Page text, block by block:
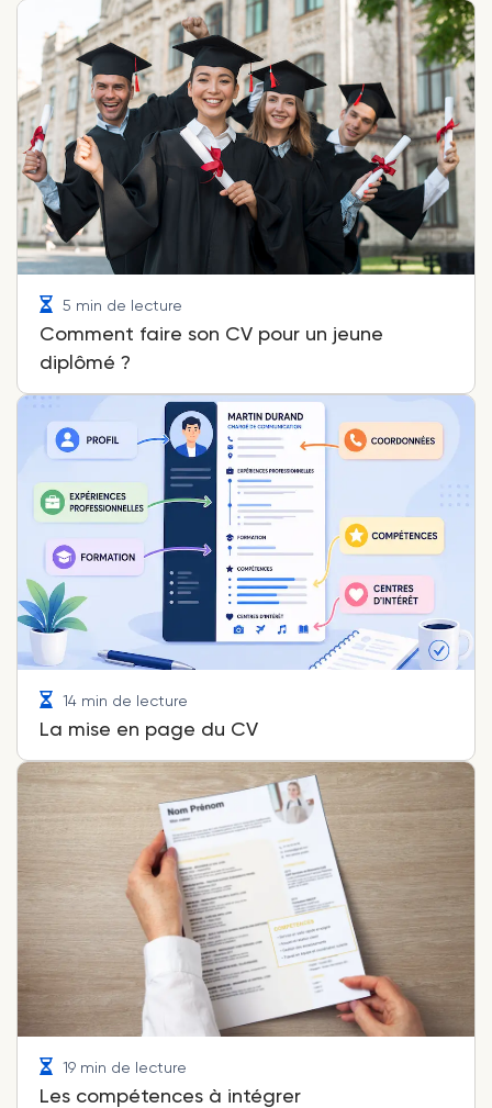
5 min de lecture
Comment faire son CV pour un jeune
diplômé ?
14 min de lecture
La mise en page du CV
19 min de lecture
Les compétences à intégrer